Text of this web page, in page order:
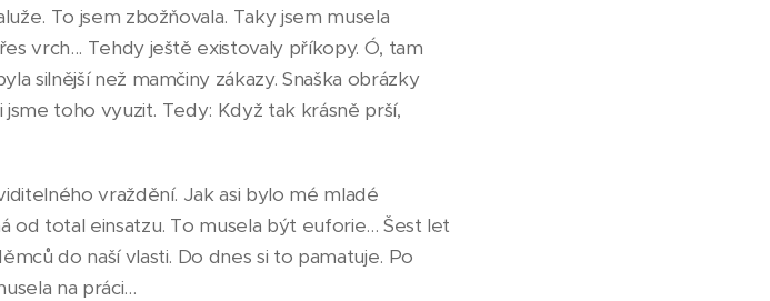
To jsem zbožňovala. Taky jsem musela
vrch... Tehdy ještě existovaly příkopy. Ó, tam
silnější než mamčiny zákazy. Snaška obrázky
toho vyuzit. Tedy: Když tak krásně prší,
vraždění. Jak asi bylo mé mladé
od total einsatzu. To musela být euforie... Šest let
do naší vlasti. Do dnes si to pamatuje. Po
na práci...